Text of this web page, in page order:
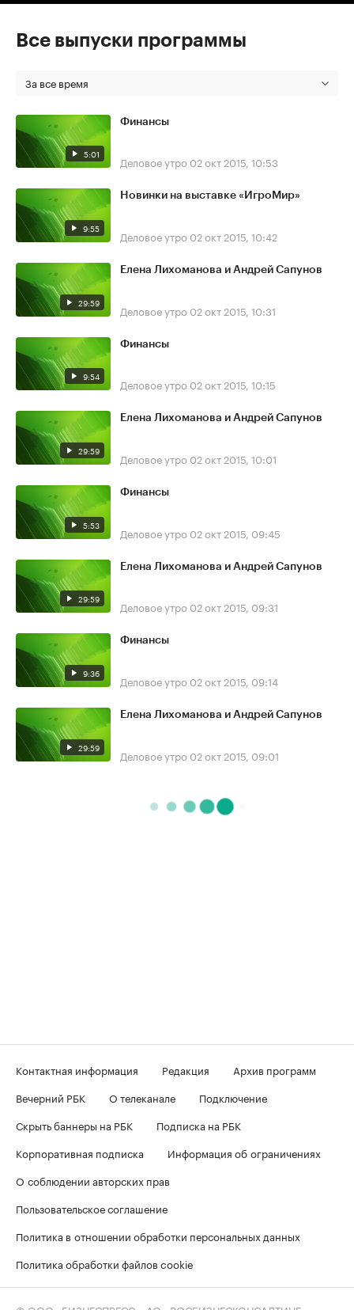
Все выпуски программы
За все время
5:01
Финансы
Деловое утро 02 окт 2015, 10:53
9:55
Новинки на выставке «ИгроМир»
Деловое утро 02 окт 2015, 10:42
29:59
Елена Лихоманова и Андрей Сапунов
Деловое утро 02 окт 2015, 10:31
9:54
Финансы
Деловое утро 02 окт 2015, 10:15
29:59
Елена Лихоманова и Андрей Сапунов
Деловое утро 02 окт 2015, 10:01
5:53
Финансы
Деловое утро 02 окт 2015, 09:45
29:59
Елена Лихоманова и Андрей Сапунов
Деловое утро 02 окт 2015, 09:31
9:36
Финансы
Деловое утро 02 окт 2015, 09:14
29:59
Елена Лихоманова и Андрей Сапунов
Деловое утро 02 окт 2015, 09:01
Контактная информация Редакция
Архив программ
Вечерний РБК
О телеканале
Подключение
Скрыть баннеры на РБК
Подписка на РБК
Корпоративная подписка
Информация об ограничениях
О соблюдении авторских прав
Пользовательское соглашение
Политика в отношении обработки персональных данных
Политика обработки файлов cookie